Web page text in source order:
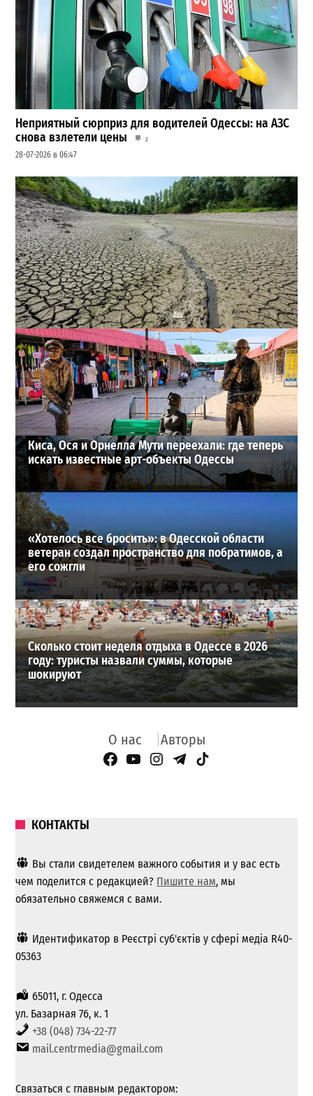
Неприятный сюрприз для водителей Одессы: на АЗС
снова взлетели цены
2
28-07-2026 в 06:47
Днестр рекордно обмелел: одесситов просят срочно
экономить воду
2
29-07-2026 в 19:28
ВИБОР РЕДАКЦИИ
Киса, Ося и Орнелла Мути переехали: где теперь
искать известные арт-объекты Одессы
«Хотелось все бросить»: в Одесской области
ветеран создал пространство для побратимов, а
его сожгли
Сколько стоит неделя отдыха в Одессе в 2026
году: туристы назвали суммы, которые
шокируют
О нас Авторы
Facebook Page
YouTube
Instagram
Telegram
TikTok
КОНТАКТЫ
Вы стали свидетелем важного события и у вас есть
чем поделится с редакцией? Пишите нам, мы
обязательно свяжемся с вами.
Идентификатор в Реєстрі суб'єктів у сфері медіа R40-
05363
65011, г. Одесса
ул. Базарная 76, к. 1
+38 (048) 734-22-77
mail.centrmedia@gmail.com
Связаться с главным редактором: